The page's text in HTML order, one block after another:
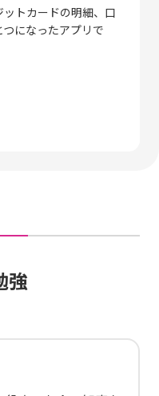
トカードの明細、口
になったアプリで
強